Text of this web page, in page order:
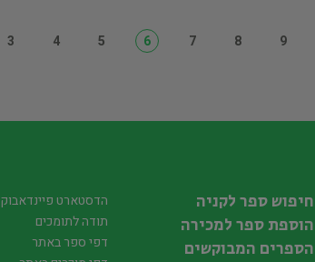
3 4 5 6 7 8 9
חיפוש ספר לקניה
הוספת ספר למכירה
הספרים המבוקשים
הדסטארט פיינדאבוק
תודה לתומכים
דפי ספר באתר